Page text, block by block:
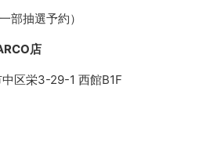
部抽選予約）
店
区栄3-29-1 西館B1F